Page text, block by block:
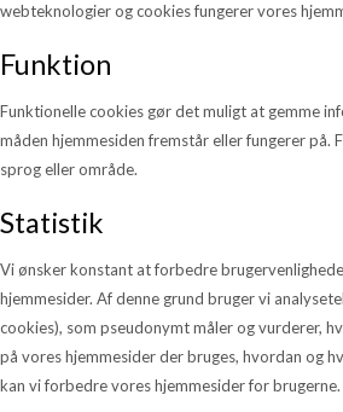
webteknologier og cookies fungerer vores
Funktion
Funktionelle cookies gør det muligt at gemme
måden hjemmesiden fremstår eller fungerer på.
sprog eller område.
Statistik
Vi ønsker konstant at forbedre
hjemmesider. Af denne grund bruger vi
cookies), som pseudonymt måler og vurderer,
på vores hjemmesider der bruges, hvordan og
kan vi forbedre vores hjemmesider for brugerne.